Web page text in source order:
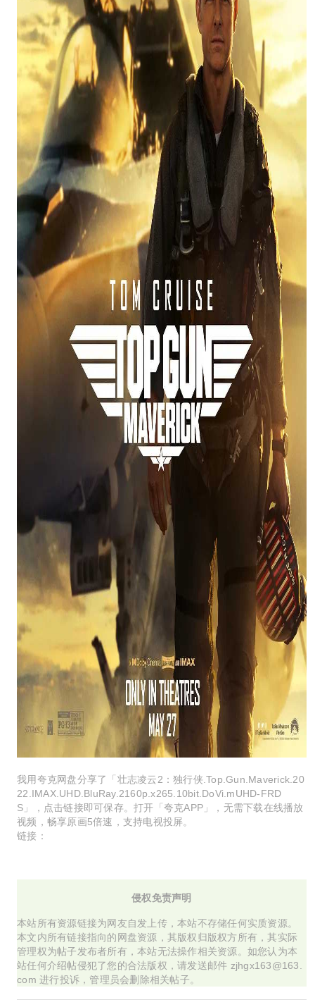
我用夸克网盘分享了「壮志凌云2：独行侠.Top.Gun.Maverick.20
22.IMAX.UHD.BluRay.2160p.x265.10bit.DoVi.mUHD-FRD
S」，点击链接即可保存。打开「夸克APP」，无需下载在线播放
视频，畅享原画5倍速，支持电视投屏。
链接：
侵权免责声明
本站所有资源链接为网友自发上传，本站不存储任何实质资源。
本文内所有链接指向的网盘资源，其版权归版权方所有，其实际
管理权为帖子发布者所有，本站无法操作相关资源。如您认为本
站任何介绍帖侵犯了您的合法版权，请发送邮件 zjhgx163@163.
com 进行投诉，管理员会删除相关帖子。